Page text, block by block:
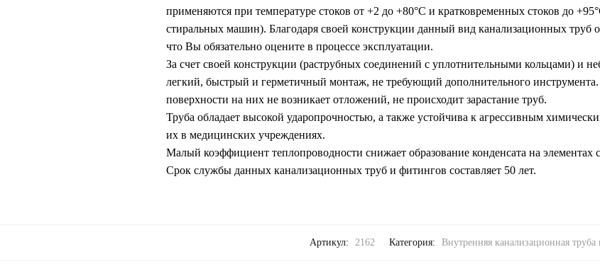
применяются при температуре стоков от +2 до +80°С и кратковременных стоков до
стиральных машин). Благодаря своей конструкции данный вид канализационных
что Вы обязательно оцените в процессе эксплуатации.
За счет своей конструкции (раструбных соединений с уплотнительными кольцами) и
легкий, быстрый и герметичный монтаж, не требующий дополнительного инструмента.
поверхности на них не возникает отложений, не происходит зарастание труб.
Труба обладает высокой ударопрочностью, а также устойчива к агрессивным
их в медицинских учреждениях.
Малый коэффициент теплопроводности снижает образование конденсата на элементах
Срок службы данных канализационных труб и фитингов составляет 50 лет.
Артикул: 2162 Категория: Внутренняя канализационная